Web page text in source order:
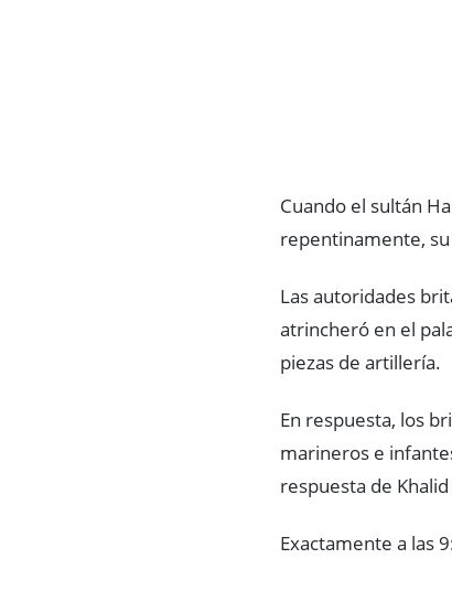
Cuando el sultán
repentinamente,
Las autoridades
atrincheró en el
piezas de artillería.
En respuesta, los
marineros e
respuesta de
Exactamente a las